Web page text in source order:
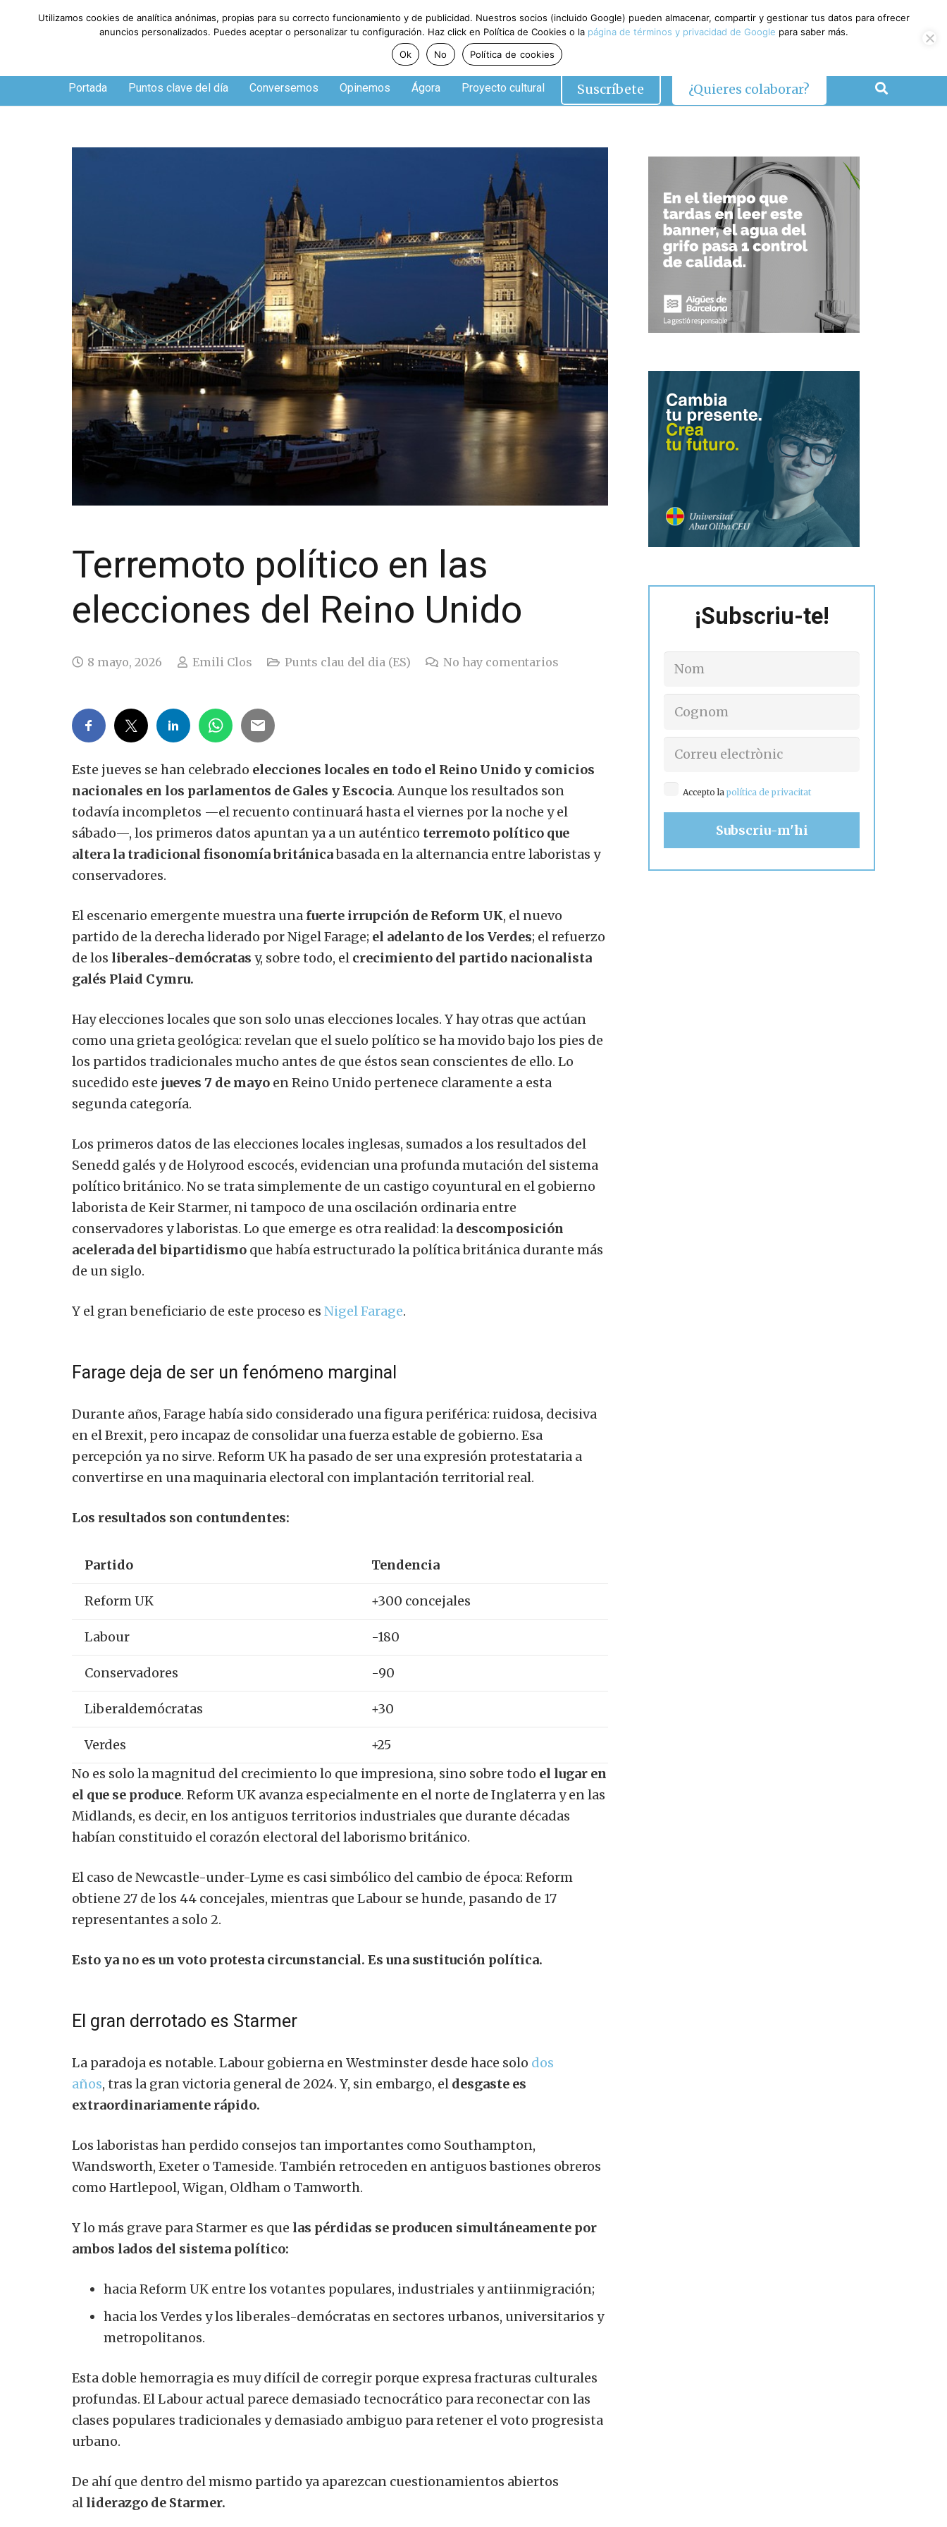
Sábado, 8 de agosto de 2026
Portada Puntos clave del día Conversemos Opinemos Ágora Proyecto cultural Suscríbete ¿Quieres colaborar?
Terremoto político en las
elecciones del Reino Unido
8 mayo, 2026 Emili Clos Punts clau del dia (ES) No hay comentarios
Este jueves se han celebrado elecciones locales en todo el Reino Unido y comicios
nacionales en los parlamentos de Gales y Escocia. Aunque los resultados son
todavía incompletos —el recuento continuará hasta el viernes por la noche y el
sábado—, los primeros datos apuntan ya a un auténtico terremoto político que
altera la tradicional fisonomía británicabasada en la alternancia entre laboristas y
conservadores.
El escenario emergente muestra una fuerte irrupción de Reform UK, el nuevo
partido de la derecha liderado por Nigel Farage; el adelanto de los Verdes; el refuerzo
de los liberales-demócratas y, sobre todo, el crecimiento del partido nacionalista
galés Plaid Cymru.
Hay elecciones locales que son solo unas elecciones locales. Y hay otras que actúan
como una grieta geológica: revelan que el suelo político se ha movido bajo los pies de
los partidos tradicionales mucho antes de que éstos sean conscientes de ello. Lo
sucedido este jueves 7 de mayo en Reino Unido pertenece claramente a esta
segunda categoría.
Los primeros datos de las elecciones locales inglesas, sumados a los resultados del
Senedd galés y de Holyrood escocés, evidencian una profunda mutación del sistema
político británico. No se trata simplemente de un castigo coyuntural en el gobierno
laborista de Keir Starmer, ni tampoco de una oscilación ordinaria entre
conservadores y laboristas. Lo que emerge es otra realidad: la descomposición
acelerada del bipartidismo que había estructurado la política británica durante más
de un siglo.
Y el gran beneficiario de este proceso es Nigel Farage.
Farage deja de ser un fenómeno marginal
Durante años, Farage había sido considerado una figura periférica: ruidosa, decisiva
en el Brexit, pero incapaz de consolidar una fuerza estable de gobierno. Esa
percepción ya no sirve. Reform UK ha pasado de ser una expresión protestataria a
convertirse en una maquinaria electoral con implantación territorial real.
Los resultados son contundentes:
Partido Tendencia
Reform UK +300 concejales
Labour -180
Conservadores -90
Liberaldemócratas +30
Verdes
+25
No es solo la magnitud del crecimiento lo que impresiona, sino sobre todo el lugar en
el que se produce. Reform UK avanza especialmente en el norte de Inglaterra y en las
Midlands, es decir, en los antiguos territorios industriales que durante décadas
habían constituido el corazón electoral del laborismo británico.
El caso de Newcastle-under-Lyme es casi simbólico del cambio de época: Reform
obtiene 27 de los 44 concejales, mientras que Labour se hunde, pasando de 17
representantes a solo 2.
Esto ya no es un voto protesta circunstancial. Es una sustitución política.
El gran derrotado es Starmer
La paradoja es notable. Labour gobierna en Westminster desde hace solo dos
años, tras la gran victoria general de 2024. Y, sin embargo, el desgaste es
extraordinariamente rápido.
Los laboristas han perdido consejos tan importantes como Southampton,
Wandsworth, Exeter o Tameside. También retroceden en antiguos bastiones obreros
como Hartlepool, Wigan, Oldham o Tamworth.
Y lo más grave para Starmer es que las pérdidas se producen simultáneamente por
ambos lados del sistema político:
hacia Reform UK entre los votantes populares, industriales y antiinmigración;
hacia los Verdes y los liberales-demócratas en sectores urbanos, universitarios y
metropolitanos.
Esta doble hemorragia es muy difícil de corregir porque expresa fracturas culturales
profundas. El Labour actual parece demasiado tecnocrático para reconectar con las
clases populares tradicionales y demasiado ambiguo para retener el voto progresista
urbano.
De ahí que dentro del mismo partido ya aparezcan cuestionamientos abiertos
al liderazgo de Starmer.
¡Subscriu-te!
Accepto lapolítica de privacitat
Utilizamos cookies de analítica anónimas, propias para su correcto funcionamiento y de publicidad. Nuestros socios (incluido Google) pueden almacenar, compartir y gestionar tus datos para ofrecer
anuncios personalizados. Puedes aceptar o personalizar tu configuración. Haz click en Política de Cookies o la página de términos y privacidad de Google para saber más.
Ok
No Política de cookies